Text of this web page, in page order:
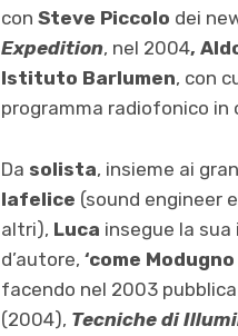
con Steve Piccolo dei
Expedition, nel 2004,
Istituto Barlumen, con
programma radiofonico in
Da solista, insieme ai
Iafelice (sound engineer
altri), Luca insegue la
d’autore, ‘come
facendo nel 2003 pubblica
(2004), Tecniche di